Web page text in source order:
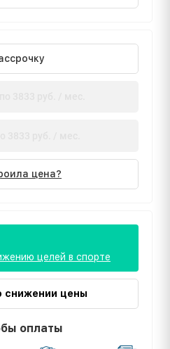
3833 руб. / мес.
цена?
целей в спорте
снижении цены
оплаты